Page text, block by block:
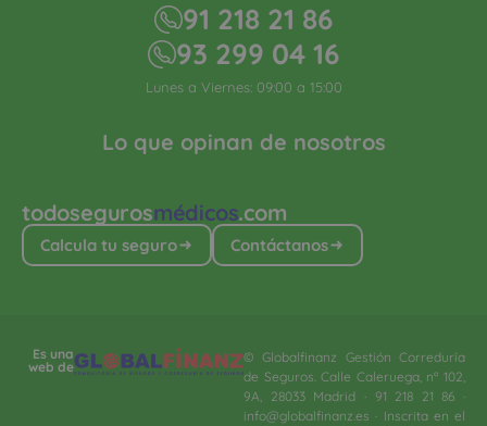
todosegurosmédicos.com
Calcula tu seguro Contáctanos
Lo que opinan de nosotros
91 218 21 86
93 299 04 16
Lunes a Viernes: 09:00 a 15:00
Es una
web de
© Globalfinanz Gestión Correduría
de Seguros. Calle Caleruega, nº 102,
9A, 28033 Madrid · 91 218 21 86 ·
info@globalfinanz.es · Inscrita en el